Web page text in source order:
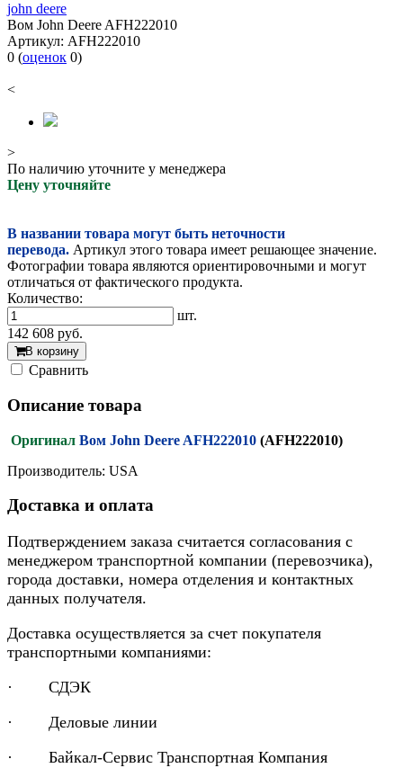
john deere
Вом John Deere AFH222010
Артикул: AFH222010
0 (оценок 0)
<
>
По наличию уточните у менеджера
Цену уточняйте
В названии товара могут быть неточности
перевода. Артикул этого товара имеет решающее значение.
Фотографии товара являются ориентировочными и могут
отличаться от фактического продукта.
Количество:
шт.
142 608 руб.
В корзину
Cравнить
Описание товара
Оригинал Вом John Deere AFH222010 (AFH222010)
Производитель: USA
Доставка и оплата
Подтверждением заказа считается согласования с
менеджером транспортной компании (перевозчика),
города доставки, номера отделения и контактных
данных получателя.
Доставка осуществляется за счет покупателя
транспортными компаниями:
· СДЭК
· Деловые линии
· Байкал-Сервис Транспортная Компания